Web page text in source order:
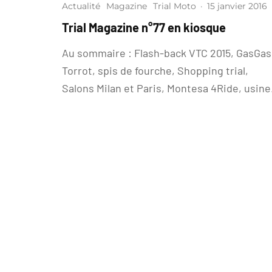
Actualité Magazine Trial Moto · 15 janvier 2016
Trial Magazine n°77 en kiosque
Au sommaire : Flash-back VTC 2015,
Torrot, spis de fourche, Shopping trial,
Salons Milan et Paris, Montesa 4Ride,